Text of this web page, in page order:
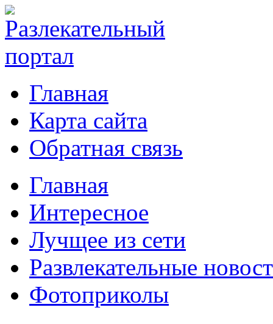
Главная
Карта сайта
Обратная связь
Главная
Интересное
Лучщее из сети
Развлекательные
Фотоприколы